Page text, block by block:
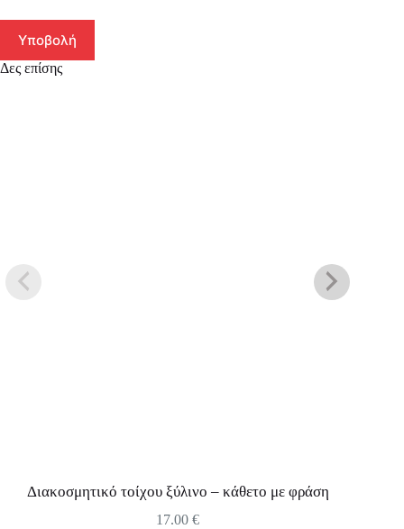
Υποβολή
Δες επίσης
Διακοσμητικό τοίχου ξύλινο – κάθετο με φράση
17.00€